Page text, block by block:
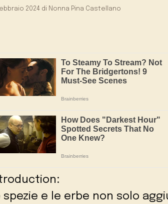
2024 di Nonna Pina Castellano
spezie e le erbe non solo